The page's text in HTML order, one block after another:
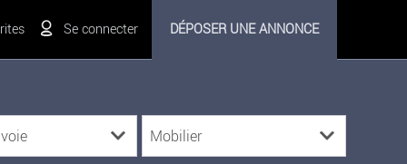
Se connecter DÉPOSER UNE ANNONCE